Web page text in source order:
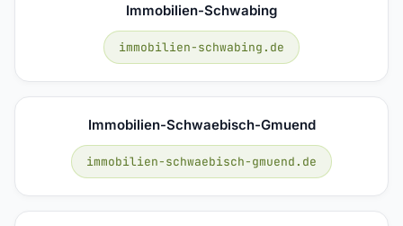
Immobilien-Schwabing
immobilien-schwabing.de
Immobilien-Schwaebisch-Gmuend
immobilien-schwaebisch-gmuend.de